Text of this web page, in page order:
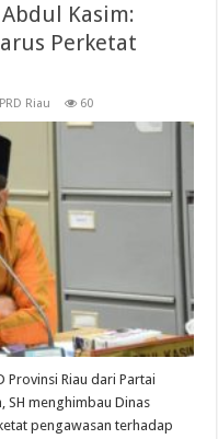
Kasim:
Perketat
Riau 60
Provinsi Riau dari Partai
SH menghimbau Dinas
pengawasan terhadap